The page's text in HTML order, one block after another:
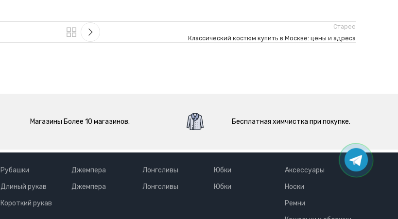
Старее
Классический костюм купить в Москве: цены и адреса
Магазины Более 10 магазинов. Бесплатная химчистка при покупке.
Рубашки
Длиный рукав
Короткий рукав
Джемпера
Джемпера
Лонгсливы
Лонгсливы
Юбки
Юбки
Аксессуары
Носки
Ремни